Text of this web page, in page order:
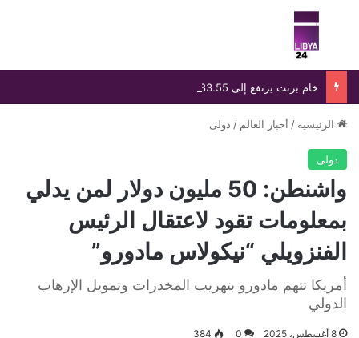
بحث عن
خام برنت يرتفع إلى 83.55 دولارًا رغم خسارة أسبوعية تتجاوز 8%
الرئيسية / أخبار العالم / دولى
دولى
واشنطن: 50 مليون دولار لمن يدلي
بمعلومات تقود لاعتقال الرئيس
الفنزويلي “نيكولاس مادورو”
أمريكا تتهم مادورو بتهريب المخدرات وتمويل الإرهاب
الدولي
8 أغسطس، 2025 0
384